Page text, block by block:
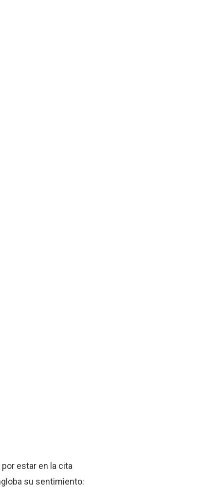
estar en la cita
su sentimiento: